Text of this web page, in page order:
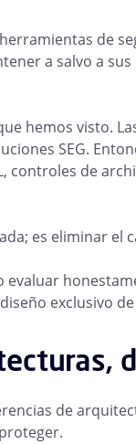
de
a salvo a
hemos visto.
SEG.
controles de
es eliminar el
evaluar
exclusivo
de